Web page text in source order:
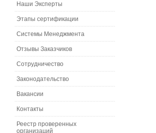
Наши Эксперты
Этапы сертификации
Системы Менеджмента
Отзывы Заказчиков
Сотрудничество
Законодательство
Вакансии
Контакты
Реестр проверенных
организаций